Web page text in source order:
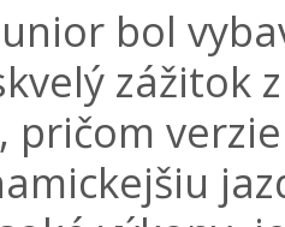
bol
zážitok
pričom